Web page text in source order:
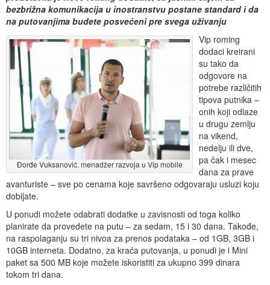
bezbrižna komunikacija u inostranstvu postane standard i da
na putovanjima budete posvećeni pre svega uživanju
Đorđe Vuksanović. menadžer razvoja u Vip mobile
Vip roming
dodaci kreirani
su tako da
odgovore na
potrebe različitih
tipova putnika –
onih koji odlaze
u drugu zemlju
na vikend,
nedelju ili dve,
pa čak i mesec
dana za prave
avanturiste – sve po cenama koje savršeno odgovaraju usluzi koju
dobijate.
U ponudi možete odabrati dodatke u zavisnosti od toga koliko
planirate da provedete na putu – za sedam, 15 i 30 dana. Takođe,
na raspolaganju su tri nivoa za prenos podataka – od 1GB, 3GB i
10GB interneta. Dodatno, za kraća putovanja, u ponudi je i Mini
paket sa 500 MB koje možete iskoristiti za ukupno 399 dinara
tokom tri dana.